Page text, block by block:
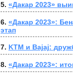
5. «Дакар 2023»
6. «Дакар 2023»:
этап
7. KTM и Bajaj:
8. «Дакар 2023»: